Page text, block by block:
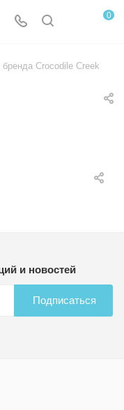
0
Crocodile Creek
и новостей
Подписаться